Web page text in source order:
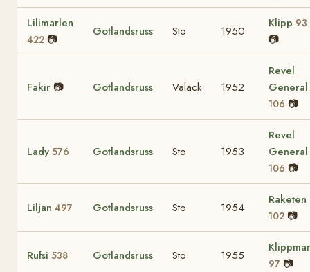
Lilimarlen
422 📷
Gotlandsruss Sto 1950
Klipp 93
📷
Fakir 📷 Gotlandsruss Valack 1952
Revel
General
106 📷
Lady 576 Gotlandsruss Sto 1953
Revel
General
106 📷
Liljan 497 Gotlandsruss Sto 1954
Raketen
102 📷
Rufsi 538 Gotlandsruss Sto 1955
97 📷